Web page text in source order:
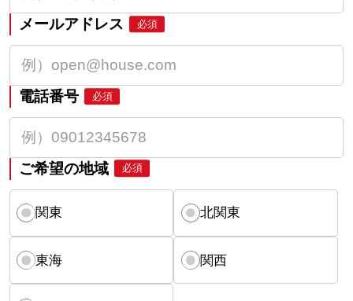
メールアドレス 必須
電話番号 必須
ご希望の地域 必須
関東 北関東
東海 関西